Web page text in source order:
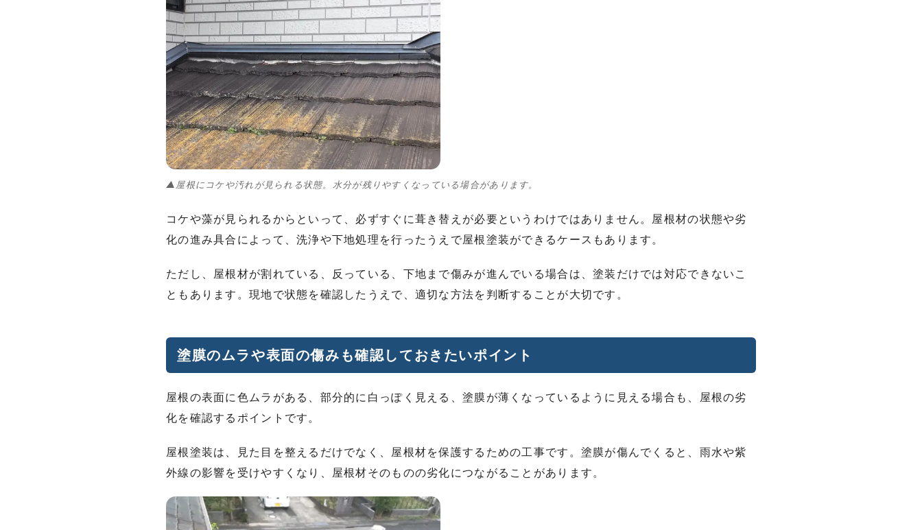
▲屋根にコケや汚れが見られる状態。水分が残りやすくなっている場合があります。
コケや藻が見られるからといって、必ずすぐに葺き替えが必要というわけではありません。屋根材の状態や劣
化の進み具合によって、洗浄や下地処理を行ったうえで屋根塗装ができるケースもあります。
ただし、屋根材が割れている、反っている、下地まで傷みが進んでいる場合は、塗装だけでは対応できないこ
ともあります。現地で状態を確認したうえで、適切な方法を判断することが大切です。
塗膜のムラや表面の傷みも確認しておきたいポイント
屋根の表面に色ムラがある、部分的に白っぽく見える、塗膜が薄くなっているように見える場合も、屋根の劣
化を確認するポイントです。
屋根塗装は、見た目を整えるだけでなく、屋根材を保護するための工事です。塗膜が傷んでくると、雨水や紫
外線の影響を受けやすくなり、屋根材そのものの劣化につながることがあります。